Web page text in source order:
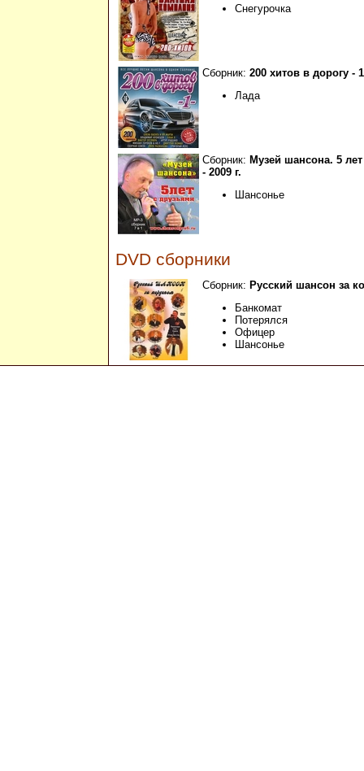
Снегурочка
Сборник: 200 хитов в дорогу -
Лада
Сборник: Музей шансона. 5
- 2009 г.
Шансонье
DVD сборники
Сборник: Русский шансон за
Банкомат
Потерялся
Офицер
Шансонье